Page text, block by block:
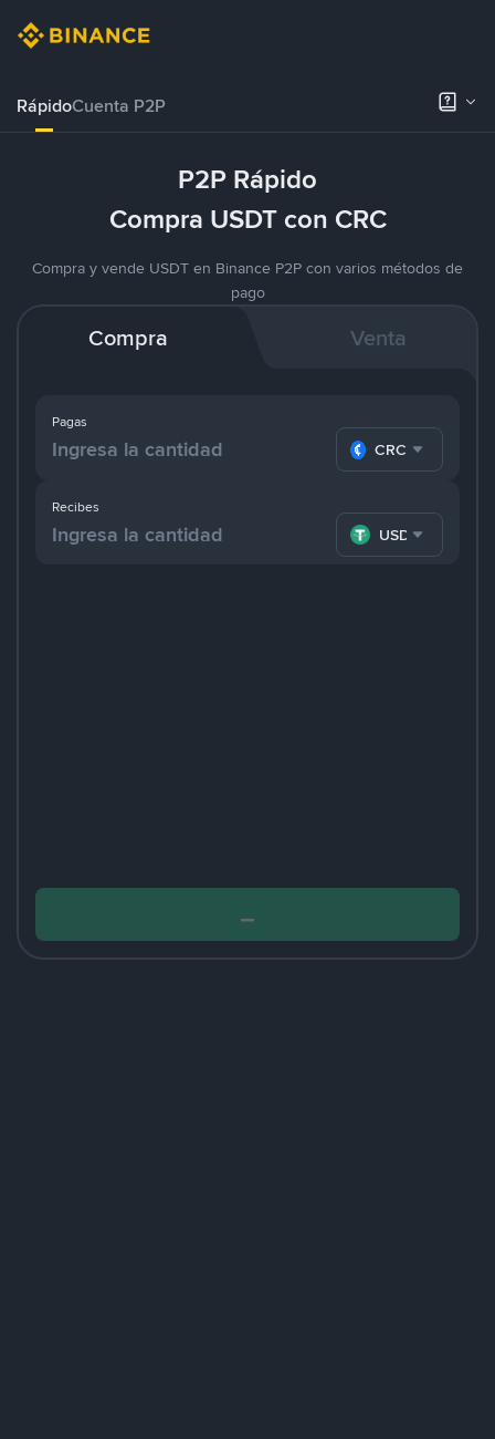
RápidoCuenta P2P
P2P Rápido
Compra USDT con CRC
Compra y vende USDT en Binance P2P con varios métodos de
pago
Compra Venta
Pagas
CRC
Recibes
USDT